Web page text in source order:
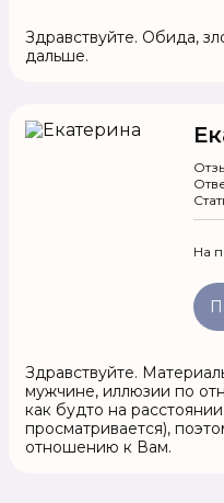
Здравствуйте. Обида,
дальше.
На
Здравствуйте.
мужчине, иллюзии по
как будто на
просматривается),
отношению к Вам.